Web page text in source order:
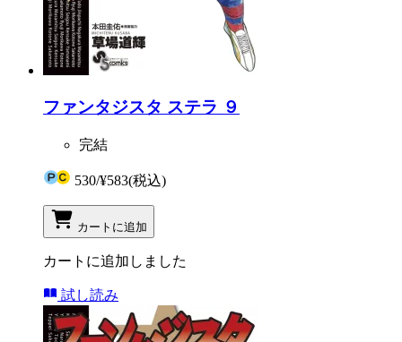
ファンタジスタ ステラ ９
完結
530/¥583(税込)
カートに追加
カートに追加しました
試し読み